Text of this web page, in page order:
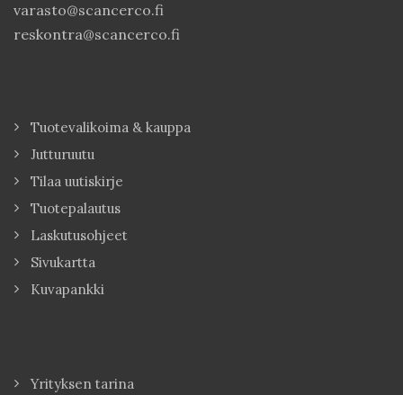
varasto@scancerco.fi
reskontra@scancerco.fi
Tuotevalikoima & kauppa
Jutturuutu
Tilaa uutiskirje
Tuotepalautus
Laskutusohjeet
Sivukartta
Kuvapankki
Yrityksen tarina